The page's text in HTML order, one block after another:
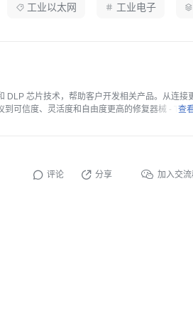
工业以太网 工业电子
DLP 芯片技术，帮助客户开发相关产品。从连接
可信度、灵活度和自由度更高的修复器械 - TI查
评论 分享 加入交